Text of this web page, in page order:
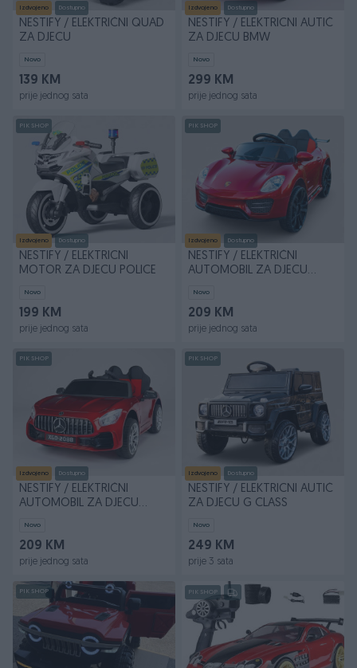
Izdvojeno Dostupno
NESTIFY / ELEKTRIČNI QUAD
ZA DJECU
Novo
139 KM
prije jednog sata
Izdvojeno Dostupno
NESTIFY / ELEKTRICNI AUTIĆ
ZA DJECU BMW
Novo
299 KM
prije jednog sata
PIK SHOP
Izdvojeno Dostupno
NESTIFY / ELEKTRICNI
MOTOR ZA DJECU POLICE
Novo
199 KM
prije jednog sata
PIK SHOP
Izdvojeno Dostupno
NESTIFY / ELEKTRIČNI
AUTOMOBIL ZA DJECU
Novo
209 KM
prije jednog sata
PIK SHOP
Izdvojeno Dostupno
NESTIFY / ELEKTRIČNI
AUTOMOBIL ZA DJECU
Novo
209 KM
prije jednog sata
PIK SHOP
Izdvojeno Dostupno
NESTIFY / ELEKTRICNI AUTIĆ
ZA DJECU G CLASS
Novo
249 KM
prije 3 sata
PIK SHOP PIK SHOP